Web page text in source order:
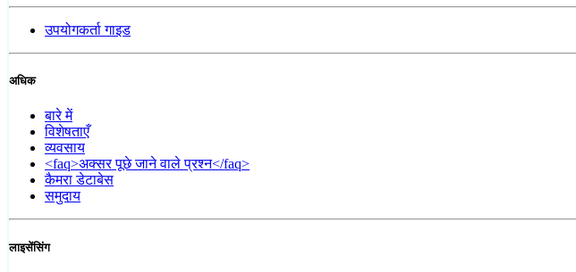
उपयोगकर्ता गाइड
अधिक
बारे में
विशेषताएँ
व्यवसाय
<faq>अक्सर पूछे जाने वाले प्रश्न</faq>
कैमरा डेटाबेस
समुदाय
लाइसेंसिंग